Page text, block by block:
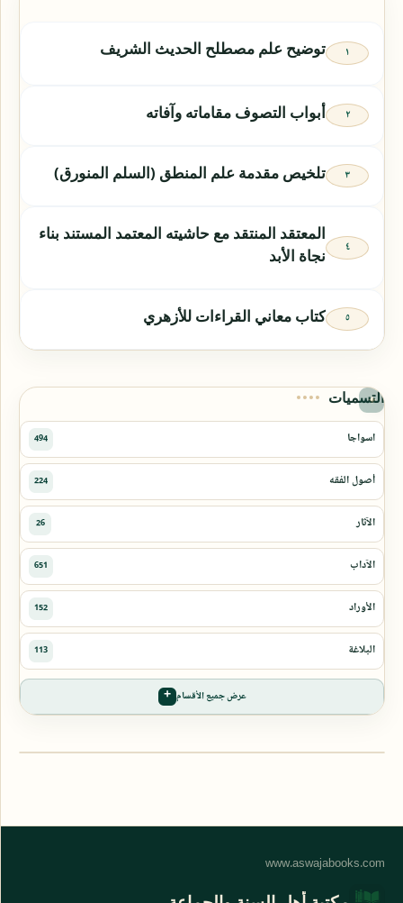
توضيح علم مصطلح الحديث الشريف
أبواب التصوف مقاماته وآفاته
تلخيص مقدمة علم المنطق (السلم المنورق)
المعتقد المنتقد مع حاشيته المعتمد المستند بناء
نجاة الأبد
كتاب معاني القراءات للأزهري
التسميات
عرض جميع الأقسام